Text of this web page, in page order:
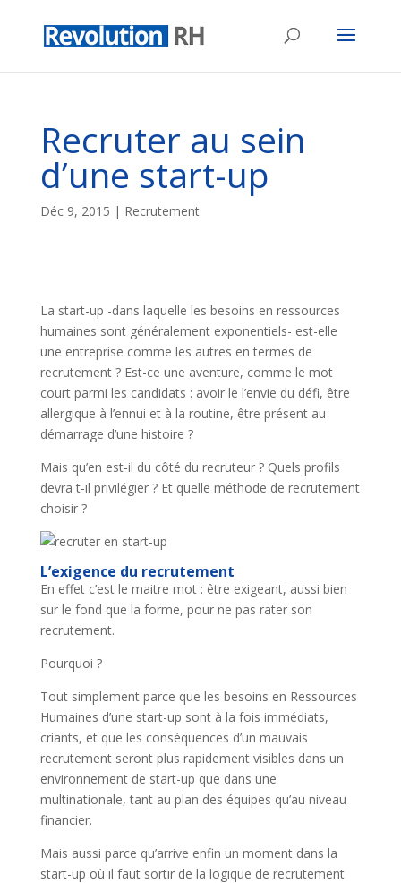
Recruter au sein
d’une start-up
Déc 9, 2015 | Recrutement
La start-up -dans laquelle les besoins en ressources
humaines sont généralement exponentiels- est-elle
une entreprise comme les autres en termes de
recrutement ? Est-ce une aventure, comme le mot
court parmi les candidats : avoir le l’envie du défi, être
allergique à l’ennui et à la routine, être présent au
démarrage d’une histoire ?
Mais qu’en est-il du côté du recruteur ? Quels profils
devra t-il privilégier ? Et quelle méthode de recrutement
choisir ?
L’exigence du recrutement
En effet c’est le maitre mot : être exigeant, aussi bien
sur le fond que la forme, pour ne pas rater son
recrutement.
Pourquoi ?
Tout simplement parce que les besoins en Ressources
Humaines d’une start-up sont à la fois immédiats,
criants, et que les conséquences d’un mauvais
recrutement seront plus rapidement visibles dans un
environnement de start-up que dans une
multinationale, tant au plan des équipes qu’au niveau
financier.
Mais aussi parce qu’arrive enfin un moment dans la
start-up où il faut sortir de la logique de recrutement